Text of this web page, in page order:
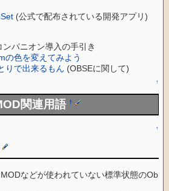
(公式で配布されている開発アプリ)
ンパニオン導入の手引き
の色を変えてみよう
りで出来るもん (OBSEに関して)
↑
関連用語†
↑
などが使われていない標準状態のOb